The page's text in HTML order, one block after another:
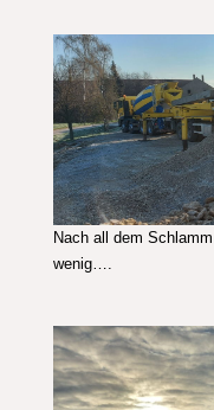
Nach all dem
wenig….